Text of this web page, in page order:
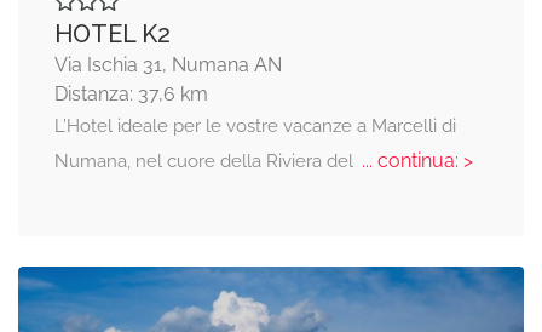
HOTEL K2
Via Ischia 31, Numana AN
Distanza: 37,6 km
L’Hotel ideale per le vostre vacanze a Marcelli di
Numana, nel cuore della Riviera del... continua: >